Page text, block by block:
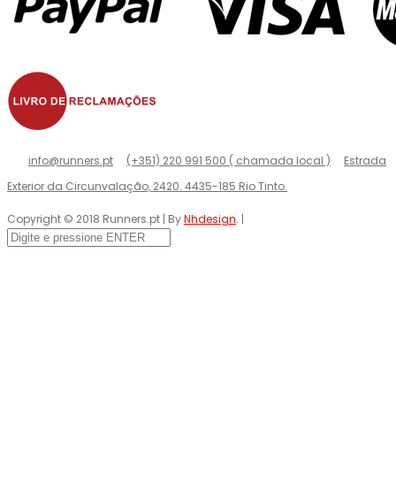
info@runners.pt (+351) 220 991 500 ( chamada local )
Estrada
Exterior da Circunvalação, 2420. 4435-185 Rio Tinto.
Copyright © 2018 Runners.pt | ByNhdesign. |